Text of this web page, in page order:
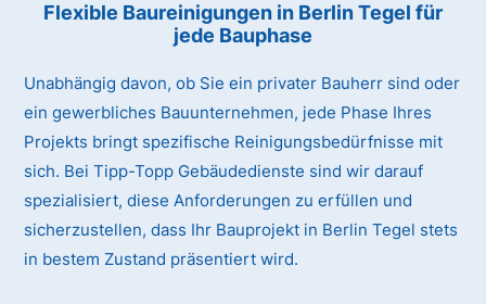
Flexible Baureinigungen in Berlin Tegel für
jede Bauphase
Unabhängig davon, ob Sie ein privater Bauherr sind oder
ein gewerbliches Bauunternehmen, jede Phase Ihres
Projekts bringt spezifische Reinigungsbedürfnisse mit
sich. Bei Tipp-Topp Gebäudedienste sind wir darauf
spezialisiert, diese Anforderungen zu erfüllen und
sicherzustellen, dass Ihr Bauprojekt in Berlin Tegel stets
in bestem Zustand präsentiert wird.